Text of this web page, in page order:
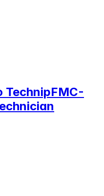
TechnipFMC-